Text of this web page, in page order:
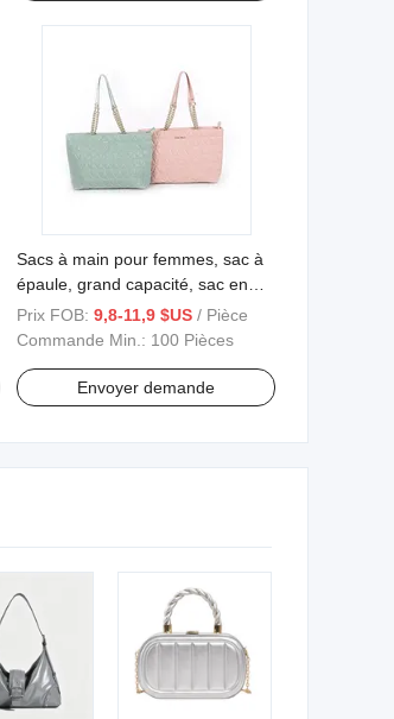
Sacs à main pour femmes, sac à
épaule, grand capacité, sac en
cuir tendance, mode, sacs à main
pour dames
Prix FOB: 9,8-11,9 $US / Pièce
Commande Min.: 100 Pièces
Envoyer demande